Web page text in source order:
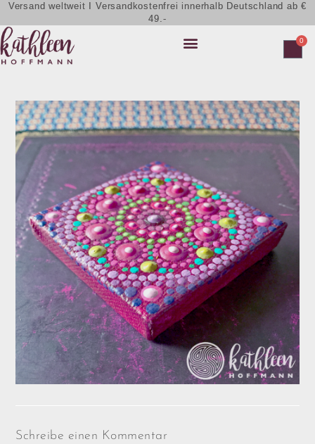
Versand weltweit I Versandkostenfrei innerhalb Deutschland ab €
49.-
0
Schreibe einen Kommentar